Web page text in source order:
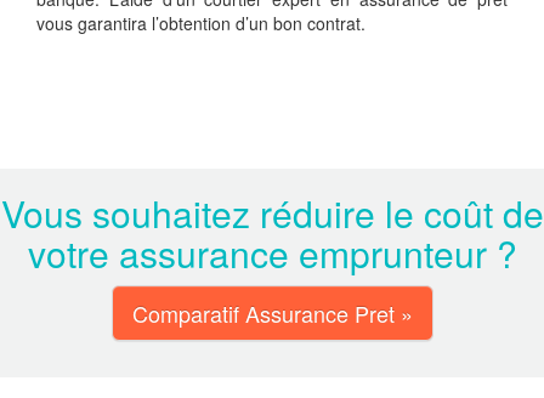
vous garantira l’obtention d’un bon contrat.
Vous souhaitez réduire le coût de
votre assurance emprunteur ?
Comparatif Assurance Pret »